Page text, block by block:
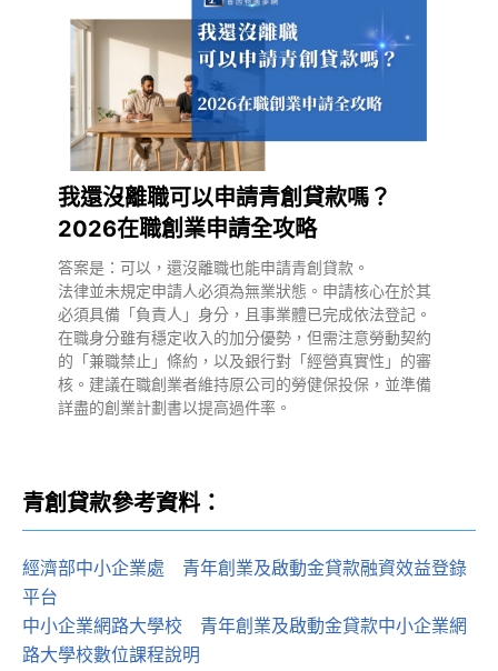
我還沒離職可以申請青創貸款嗎？
2026在職創業申請全攻略
答案是：可以，還沒離職也能申請青創貸款。
法律並未規定申請人必須為無業狀態。申請核心在於其
必須具備「負責人」身分，且事業體已完成依法登記。
在職身分雖有穩定收入的加分優勢，但需注意勞動契約
的「兼職禁止」條約，以及銀行對「經營真實性」的審
核。建議在職創業者維持原公司的勞健保投保，並準備
詳盡的創業計劃書以提高過件率。
青創貸款參考資料：
經濟部中小企業處
青年創業及啟動金貸款融資效益登錄
平台
中小企業網路大學校
青年創業及啟動金貸款中小企業網
路大學校數位課程說明